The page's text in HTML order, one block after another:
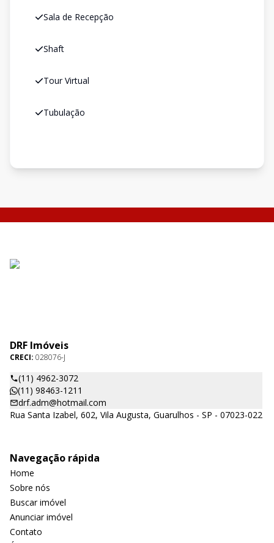
Sala de Recepção
Shaft
Tour Virtual
Tubulação
DRF Imóveis
CRECI: 028076-J
(11) 4962-3072
(11) 98463-1211
drf.adm@hotmail.com
Rua Santa Izabel, 602, Vila Augusta, Guarulhos - SP - 07023-022
Navegação rápida
Home
Sobre nós
Buscar imóvel
Anunciar imóvel
Contato